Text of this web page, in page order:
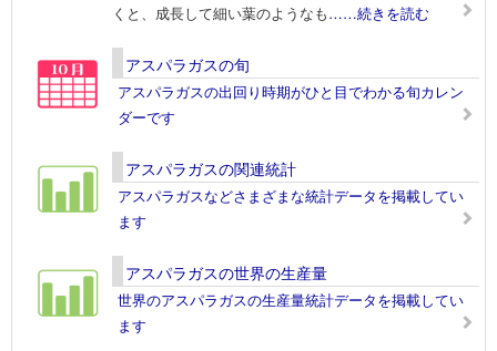
くと、成長して細い葉のようなも……続きを読む
アスパラガスの旬
アスパラガスの出回り時期がひと目でわかる旬カレン
ダーです
アスパラガスの関連統計
アスパラガスなどさまざまな統計データを掲載してい
ます
アスパラガスの世界の生産量
世界のアスパラガスの生産量統計データを掲載してい
ます